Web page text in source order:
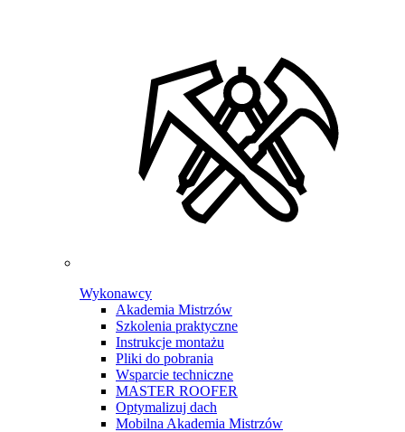
Wykonawcy
Akademia Mistrzów
Szkolenia praktyczne
Instrukcje montażu
Pliki do pobrania
Wsparcie techniczne
MASTER ROOFER
Optymalizuj dach
Mobilna Akademia Mistrzów